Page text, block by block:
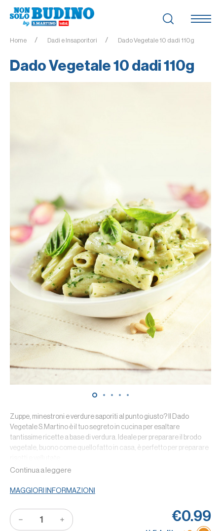
Home Dadi e Insaporitori Dado Vegetale 10 dadi 110g
Dado Vegetale 10 dadi 110g
Zuppe, minestroni e verdure saporiti al punto giusto? Il Dado
Vegetale S.Martino è il tuo segreto in cucina per esaltare
tantissime ricette a base di verdura. Ideale per preparare il brodo
vegetale, buono come quello fatto in casa, è perfetto per preparare
Caratteristiche: ricco di verdure, senza glutammato aggiunto,
dadi.
Dosi: un cubetto serve per mezzo litro di acqua.
Continua a leggere
MAGGIORI INFORMAZIONI
€0.99